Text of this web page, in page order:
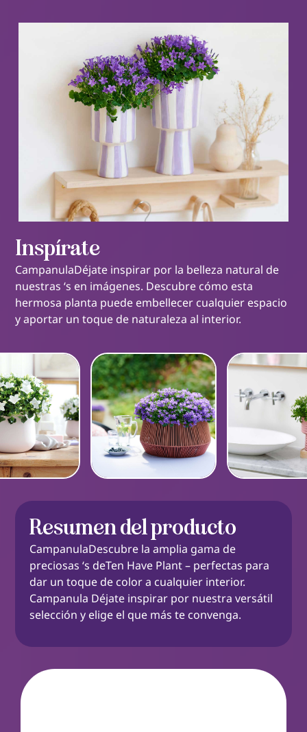
Inspírate
CampanulaDéjate inspirar por la belleza natural de
nuestras ‘s en imágenes. Descubre cómo esta
hermosa planta puede embellecer cualquier espacio
y aportar un toque de naturaleza al interior.
Resumen del producto
CampanulaDescubre la amplia gama de
preciosas ‘s deTen Have Plant – perfectas para
dar un toque de color a cualquier interior.
Campanula Déjate inspirar por nuestra versátil
selección y elige el que más te convenga.